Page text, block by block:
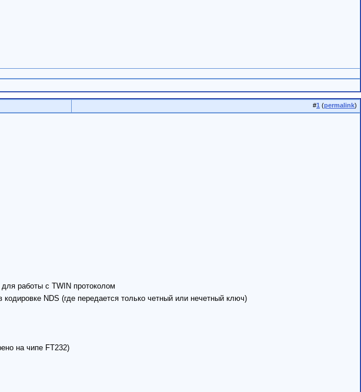
#1 (permalink)
работы с TWIN протоколом
NDS (где передается только четный или нечетный ключ)
на чипе FT232)